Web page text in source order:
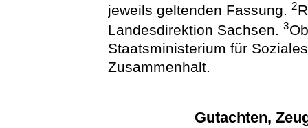
jeweils geltenden Fassung.2
Landesdirektion Sachsen.3
Staatsministerium für
Zusammenhalt.
Gutachten,